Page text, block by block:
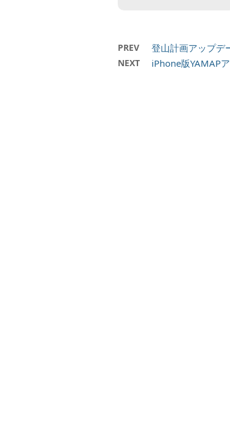
PREV 登山計画アップデ
NEXT iPhone版YAMAP